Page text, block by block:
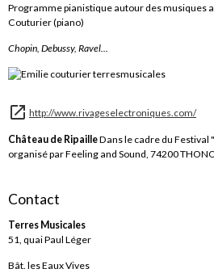
Programme pianistique autour des musiques
Couturier (piano)
Chopin, Debussy, Ravel...
http://www.rivageselectroniques.com/
Château de RipailleDans le cadre du
organisé par Feeling and Sound, 74200
Contact
Terres Musicales
51, quai Paul Léger
Bât. les Eaux Vives